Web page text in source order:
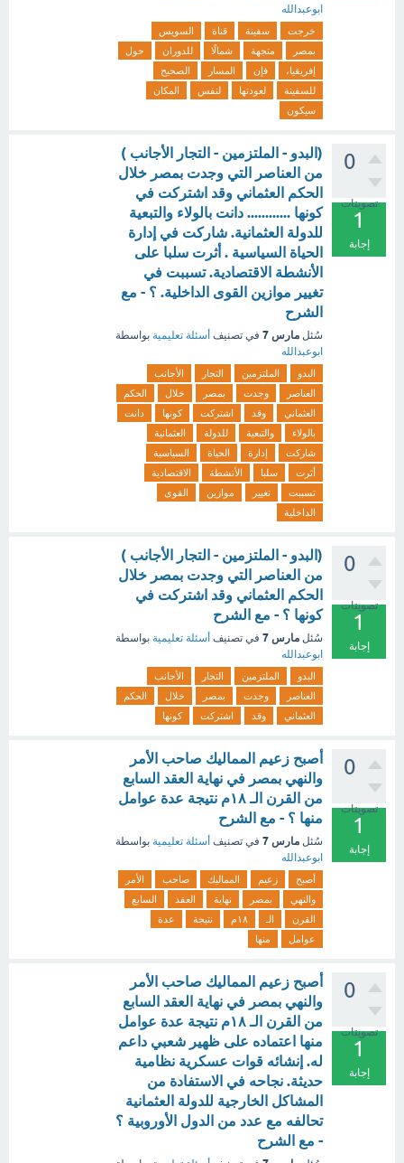
ابوعبدالله
خرجت سفينة قناة
السويس
بمصر
متجهة شمالًا للدوران
حول
إفريقيا،
فإن المسار
الصحيح
للسفينة
لعودتها لنفس
المكان
سيكون
0
تصويتات
1
إجابة
(البدو - الملتزمين - التجار الأجانب )
من العناصر التي وجدت بمصر خلال
الحكم العثماني وقد اشتركت في
كونها ............ دانت بالولاء والتبعية
للدولة العثمانية. شاركت في إدارة
الحياة السياسية . أثرت سلبا على
الأنشطة الاقتصادية. تسببت في
تغيير موازين القوى الداخلية. ؟ - مع
الشرح
سُئل مارس 7 في تصنيف أسئلة تعليمية بواسطة
ابوعبدالله
البدو الملتزمين التجار
الأجانب
العناصر
وجدت بمصر خلال
الحكم
العثماني
وقد اشتركت كونها
دانت
بالولاء
والتبعية للدولة
العثمانية
شاركت
إدارة الحياة
السياسية
أثرت
سلبا الأنشطة
الاقتصادية
تسببت
تغيير موازين
القوى
الداخلية
0
تصويتات
1
إجابة
(البدو - الملتزمين - التجار الأجانب )
من العناصر التي وجدت بمصر خلال
الحكم العثماني وقد اشتركت في
كونها ؟ - مع الشرح
سُئل مارس 7 في تصنيف أسئلة تعليمية بواسطة
ابوعبدالله
البدو الملتزمين التجار
الأجانب
العناصر
وجدت بمصر خلال
الحكم
العثماني
وقد اشتركت كونها
0
تصويتات
1
إجابة
أصبح زعيم المماليك صاحب الأمر
والنهي بمصر في نهاية العقد السابع
من القرن الـ ١٨م نتيجة عدة عوامل
منها ؟ - مع الشرح
سُئل مارس 7 في تصنيف أسئلة تعليمية بواسطة
ابوعبدالله
أصبح زعيم المماليك صاحب
الأمر
والنهي
بمصر نهاية العقد
السابع
القرن
الـ ١٨م نتيجة
عدة
عوامل
منها
0
تصويتات
1
إجابة
أصبح زعيم المماليك صاحب الأمر
والنهي بمصر في نهاية العقد السابع
من القرن الـ ١٨م نتيجة عدة عوامل
منها اعتماده على ظهير شعبي داعم
له. إنشائه قوات عسكرية نظامية
حديثة. نجاحه في الاستفادة من
المشاكل الخارجية للدولة العثمانية
تحالفه مع عدد من الدول الأوروبية ؟
- مع الشرح